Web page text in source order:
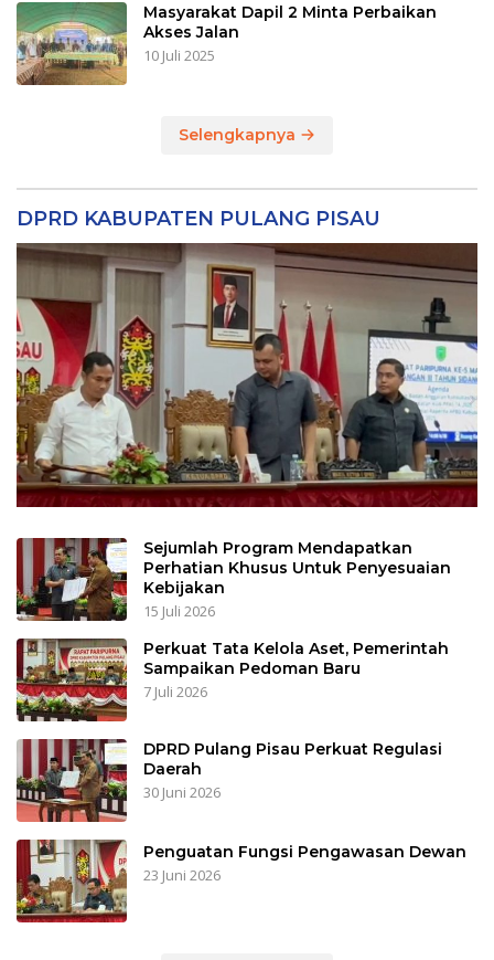
Masyarakat Dapil 2 Minta Perbaikan
Akses Jalan
10 Juli 2025
Selengkapnya
DPRD KABUPATEN PULANG PISAU
Sejumlah Program Mendapatkan
Perhatian Khusus Untuk Penyesuaian
Kebijakan
15 Juli 2026
Perkuat Tata Kelola Aset, Pemerintah
Sampaikan Pedoman Baru
7 Juli 2026
DPRD Pulang Pisau Perkuat Regulasi
Daerah
30 Juni 2026
Penguatan Fungsi Pengawasan Dewan
23 Juni 2026